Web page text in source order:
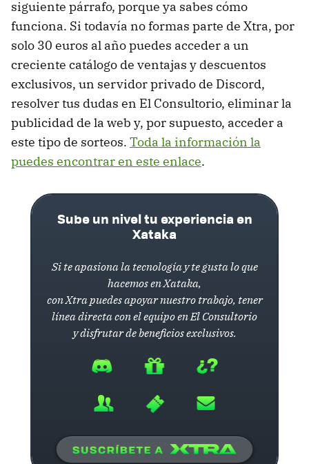
siguiente párrafo, porque ya sabes cómo
funciona. Si todavía no formas parte de Xtra, por
solo 30 euros al año puedes acceder a un
creciente catálogo de ventajas y descuentos
exclusivos, un servidor privado de Discord,
resolver tus dudas en El Consultorio, eliminar la
publicidad de la web y, por supuesto, acceder a
este tipo de sorteos. Toda la información la
puedes encontrar en este enlace.
Sube un nivel tu experiencia en
Xataka
Si te apasiona la tecnología y te gusta lo que
hacemos en Xataka,
con Xtra puedes apoyar nuestro trabajo, tener
línea directa con el equipo en El Consultorio
y disfrutar de beneficios exclusivos.